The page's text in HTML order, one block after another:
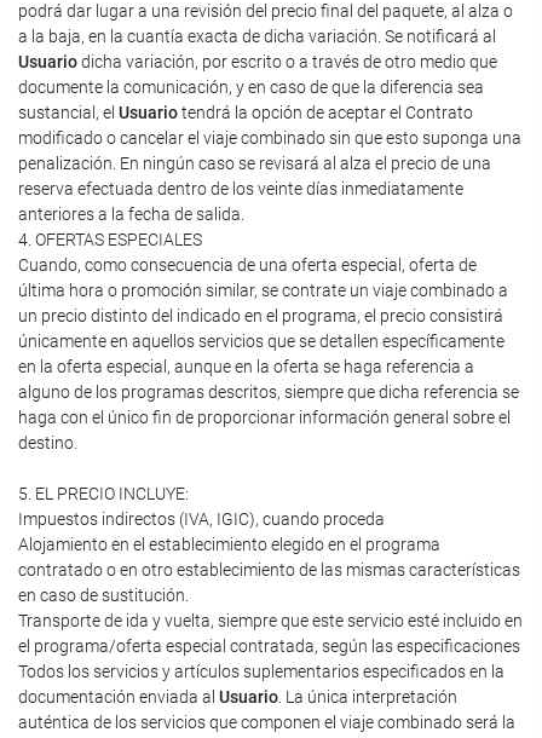
podrá dar lugar a una revisión del precio final del paquete, al alza o
a la baja, en la cuantía exacta de dicha variación. Se notificará al
Usuariodicha variación, por escrito o a través de otro medio que
documente la comunicación, y en caso de que la diferencia sea
sustancial, el Usuariotendrá la opción de aceptar el Contrato
modificado o cancelar el viaje combinado sin que esto suponga una
penalización. En ningún caso se revisará al alza el precio de una
reserva efectuada dentro de los veinte días inmediatamente
anteriores a la fecha de salida.
4. OFERTAS ESPECIALES
Cuando, como consecuencia de una oferta especial, oferta de
última hora o promoción similar, se contrate un viaje combinado a
un precio distinto del indicado en el programa, el precio consistirá
únicamente en aquellos servicios que se detallen específicamente
en la oferta especial, aunque en la oferta se haga referencia a
alguno de los programas descritos, siempre que dicha referencia se
haga con el único fin de proporcionar información general sobre el
destino.
5. EL PRECIO INCLUYE:
Impuestos indirectos (IVA, IGIC), cuando proceda
Alojamiento en el establecimiento elegido en el programa
contratado o en otro establecimiento de las mismas características
en caso de sustitución.
Transporte de ida y vuelta, siempre que este servicio esté incluido en
el programa/oferta especial contratada, según las especificaciones
Todos los servicios y artículos suplementarios especificados en la
documentación enviada al Usuario . La única interpretación
auténtica de los servicios que componen el viaje combinado será la